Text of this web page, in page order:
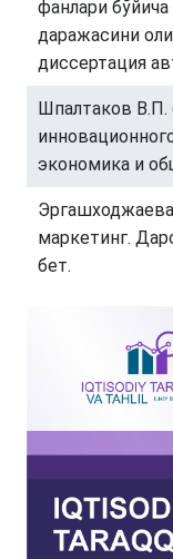
фанлари
даражасини
диссертация
Шпалтаков В.П.
экономика и
маркетинг.
бет.